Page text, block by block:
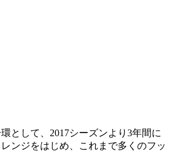
として、2017シーズンより3年間に
ンジをはじめ、これまで多くのフッ